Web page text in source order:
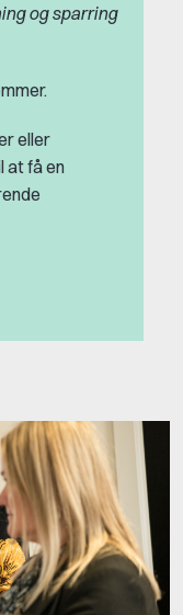
og sparring
eller
få en